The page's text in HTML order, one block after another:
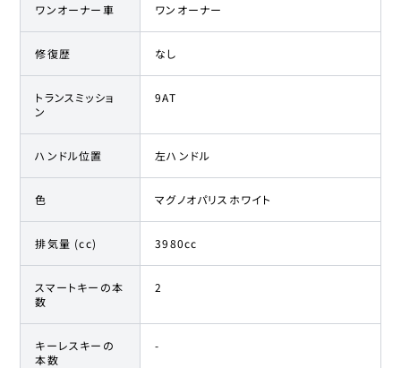
ワンオーナー車 ワンオーナー
修復歴 なし
トランスミッショ
ン
9AT
ハンドル位置 左ハンドル
色 マグノオパリスホワイト
排気量 (cc) 3980cc
スマートキーの本
数
2
キーレスキーの
本数
-